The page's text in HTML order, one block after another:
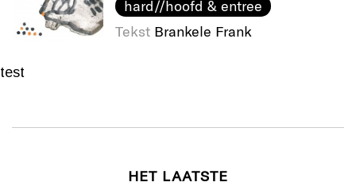
hard//hoofd & entree
Tekst Brankele Frank
test
HET LAATSTE